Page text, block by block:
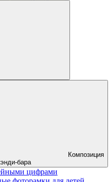
Композиция
бара
цифрами